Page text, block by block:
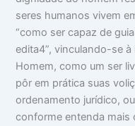
seres humanos vivem
“como ser capaz de
edita4”, vinculando-se
Homem, como um ser
pôr em prática suas
ordenamento jurídico,
conforme entenda mais